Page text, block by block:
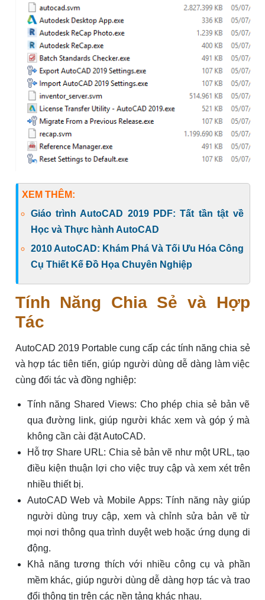
XEM THÊM:
Giáo trình AutoCAD 2019 PDF: Tất tần tật về
Học và Thực hành AutoCAD
2010 AutoCAD: Khám Phá Và Tối Ưu Hóa Công
Cụ Thiết Kế Đồ Họa Chuyên Nghiệp
Tính Năng Chia Sẻ và Hợp
Tác
AutoCAD 2019 Portable cung cấp các tính năng chia sẻ
và hợp tác tiên tiến, giúp người dùng dễ dàng làm việc
cùng đối tác và đồng nghiệp:
Tính năng Shared Views: Cho phép chia sẻ bản vẽ
qua đường link, giúp người khác xem và góp ý mà
không cần cài đặt AutoCAD.
Hỗ trợ Share URL: Chia sẻ bản vẽ như một URL, tạo
điều kiện thuận lợi cho việc truy cập và xem xét trên
nhiều thiết bị.
AutoCAD Web và Mobile Apps: Tính năng này giúp
người dùng truy cập, xem và chỉnh sửa bản vẽ từ
mọi nơi thông qua trình duyệt web hoặc ứng dụng di
động.
Khả năng tương thích với nhiều công cụ và phần
mềm khác, giúp người dùng dễ dàng hợp tác và trao
đổi thông tin trên các nền tảng khác nhau.